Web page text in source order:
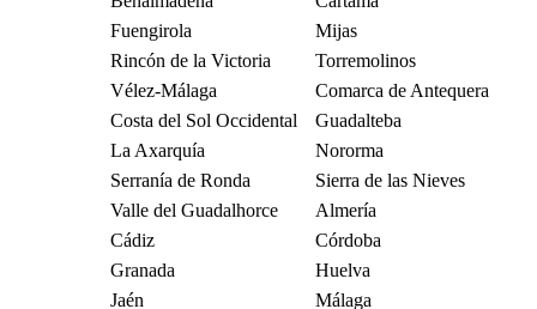
Fuengirola
Mijas
Rincón de la Victoria
Torremolinos
Vélez-Málaga
Comarca de Antequera
Costa del Sol Occidental
Guadalteba
La Axarquía
Nororma
Serranía de Ronda
Sierra de las Nieves
Valle del Guadalhorce
Almería
Cádiz
Córdoba
Granada
Huelva
Jaén
Málaga